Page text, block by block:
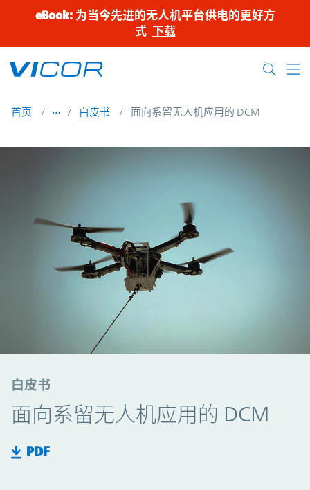
Skip to main content
eBook: 为当今先进的无人机平台供电的更好方
式 下载
首页 白皮书 面向系留无人机应用的 DCM
白皮书
面向系留无人机应用的 DCM
PDF